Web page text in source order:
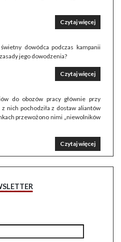
Czytaj więcej
dowódca podczas kampanii
jego dowodzenia?
Czytaj więcej
do obozów pracy głównie przy
nich pochodziła z dostaw aliantów
przewożono nimi „niewolników
Czytaj więcej